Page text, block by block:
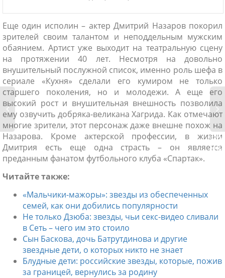
Еще один исполин – актер Дмитрий Назаров покорил
зрителей своим талантом и неподдельным мужским
обаянием. Артист уже выходит на театральную сцену
на протяжении 40 лет. Несмотря на довольно
внушительный послужной список, именно роль шефа в
сериале «Кухня» сделали его кумиром не только
старшего поколения, но и молодежи. А еще его
высокий рост и внушительная внешность позволила
ему озвучить добряка-великана Хагрида. Как отмечают
многие зрители, этот персонаж даже внешне похож на
Назарова. Кроме актерской профессии, в жизни
Дмитрия есть еще одна страсть – он является
преданным фанатом футбольного клуба «Спартак».
Читайте также:
«Мальчики-мажоры»: звезды из обеспеченных
семей, как они добились популярности
Не только Дзюба: звезды, чьи секс-видео сливали
в Сеть – чего им это стоило
Сын Баскова, дочь Батрутдинова и другие
звездные дети, о которых никто не знает
Блудные дети: российские звезды, которые, пожив
за границей, вернулись за родину